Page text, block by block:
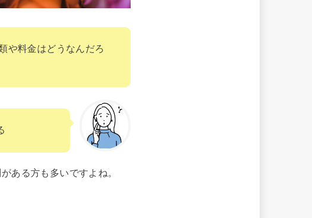
や料金はどうなんだろ
ある方も多いですよね。